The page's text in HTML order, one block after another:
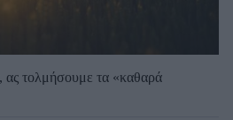
ας τολμήσουμε τα «καθαρά